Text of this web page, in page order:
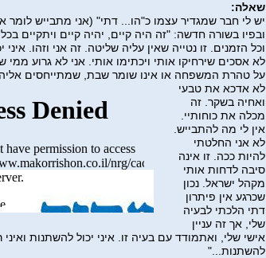
שאלה:
יש לי חבר שמגדיר עצמו כ"הו... דתי" (אני מתבייש לומר
ובפיו בשורה חדשה: "זה היה קיים, יהיה קיים ויתקיים
וכל הזמנים. זו נטייה שאין עליה שליטה. זה אני וזהו. איני
לא אסכים שירחיקו אותי ויכתימו אותי. אני לא גרוע ממי
על טהרת המשפחה או אינו שומרשבת, שמתייחסים
לא אדכא את טבעי
ואחיה בשקר. זה
מכלה את כוחותיי.
אין לי מה להתבייש.
לא אני החלטתי
להיות ככה. זו אינה
סיבה לדחות אותי
מקהל ישראל. נכון
שכרגע אין פיתרון
דתי הלכתי לבעיה
שלי, אך זה עניין
אישי שלי, ואתמודד עם בעיה זו. איני יכול להשתנות ואיני
להשתנות..."